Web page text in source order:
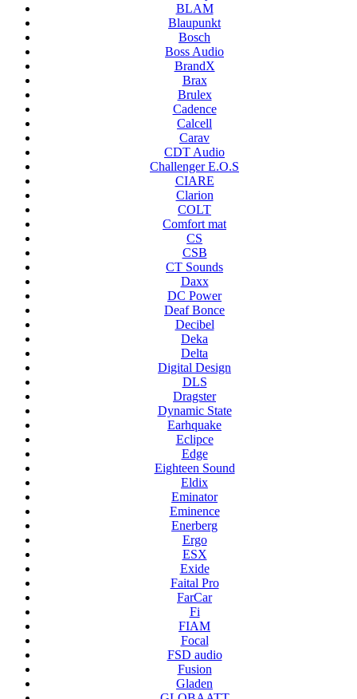
BLAM
Blaupunkt
Bosch
Boss Audio
BrandX
Brax
Brulex
Cadence
Calcell
Carav
CDT Audio
Challenger E.O.S
CIARE
Clarion
COLT
Comfort mat
CS
CSB
CT Sounds
Daxx
DC Power
Deaf Bonce
Decibel
Deka
Delta
Digital Design
DLS
Dragster
Dynamic State
Earhquake
Eclipce
Edge
Eighteen Sound
Eldix
Eminator
Eminence
Enerberg
Ergo
ESX
Exide
Faital Pro
FarCar
Fi
FIAM
Focal
FSD audio
Fusion
Gladen